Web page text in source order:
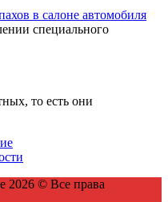
в салоне автомобиля
специального
то есть они
2026 © Все права